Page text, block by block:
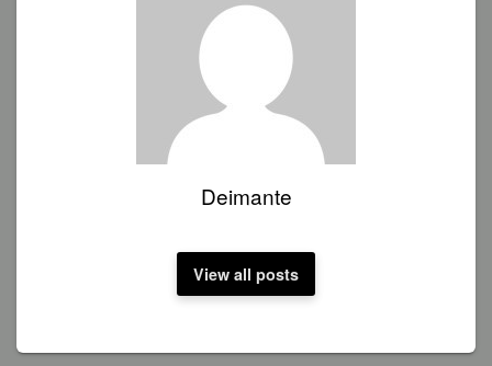
Deimante
View all posts